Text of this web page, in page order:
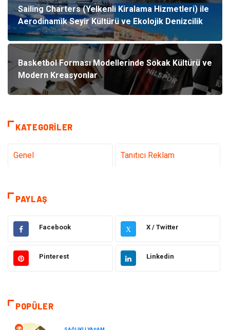
Sailing Charters (Yelkenli Kiralama Hizmetleri) ile
Aerodinamik Seyir Kültürü ve Ekolojik Denizcilik
Basketbol Forması Modellerinde Sokak Kültürü ve
Modern Kreasyonlar
KATEGORILER
Genel Tanıtıcı Reklam
Hukuk Emlak
Otomotiv Sağlıklı Yaşam
Moda
PAYLAŞ
Facebook X X / Twitter
Pinterest Linkedin
POPÜLER